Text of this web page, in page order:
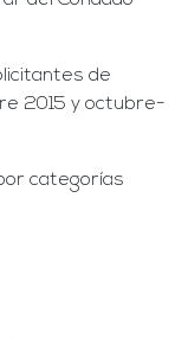
de
2015 y octubre-
categorías